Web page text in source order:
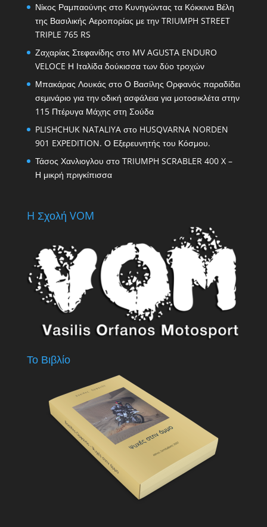
Νίκος Ραμπαούνης στο Κυνηγώντας τα Κόκκινα Βέλη
της Βασιλικής Αεροπορίας με την TRIUMPH STREET
TRIPLE 765 RS
Ζαχαρίας Στεφανίδης στο MV AGUSTA ENDURO
VELOCE Η Ιταλίδα δούκισσα των δύο τροχών
Μπακάρας Λουκάς στο Ο Βασίλης Ορφανός παραδίδει
σεμινάριο για την οδική ασφάλεια για μοτοσικλέτα στην
115 Πτέρυγα Μάχης στη Σούδα
PLISHCHUK NATALIYAστο HUSQVARNA NORDEN
901 EXPEDITION. Ο Εξερευνητής του Κόσμου.
Τάσος Χανλιογλου στο TRIUMPH SCRABLER 400 X –
Η μικρή πριγκίπισσα
H Σχολή VOM
Το Βιβλίο